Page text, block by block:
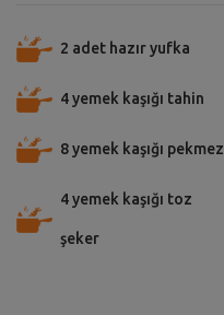
2 adet hazır yufka
4 yemek kaşığı tahin
8 yemek kaşığı pekmez
4 yemek kaşığı toz
şeker